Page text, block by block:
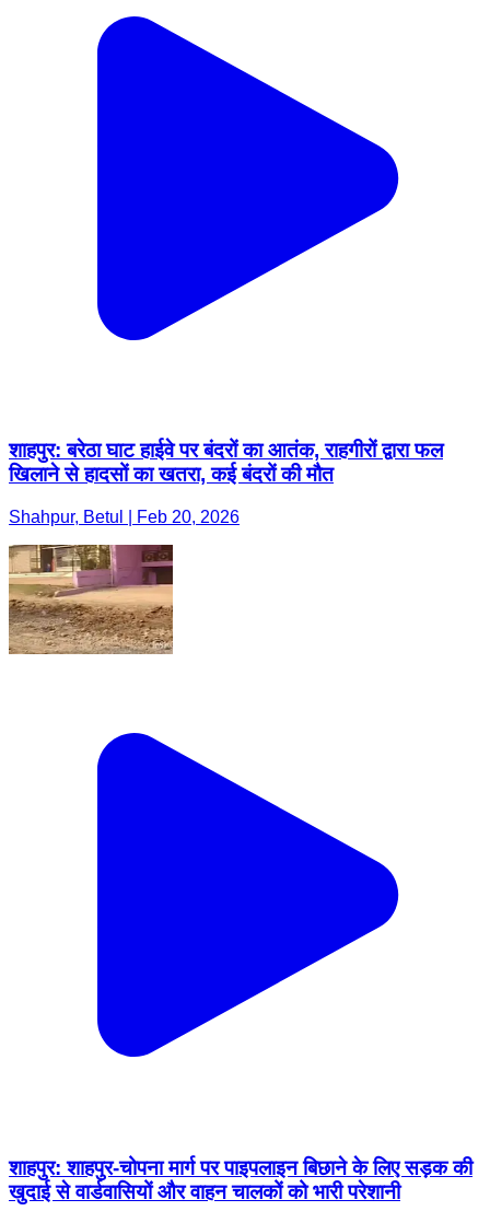
शाहपुर: बरेठा घाट हाईवे पर बंदरों का आतंक, राहगीरों द्वारा फल
खिलाने से हादसों का खतरा, कई बंदरों की मौत
Shahpur, Betul | Feb 20, 2026
शाहपुर: शाहपुर-चोपना मार्ग पर पाइपलाइन बिछाने के लिए सड़क की
खुदाई से वार्डवासियों और वाहन चालकों को भारी परेशानी